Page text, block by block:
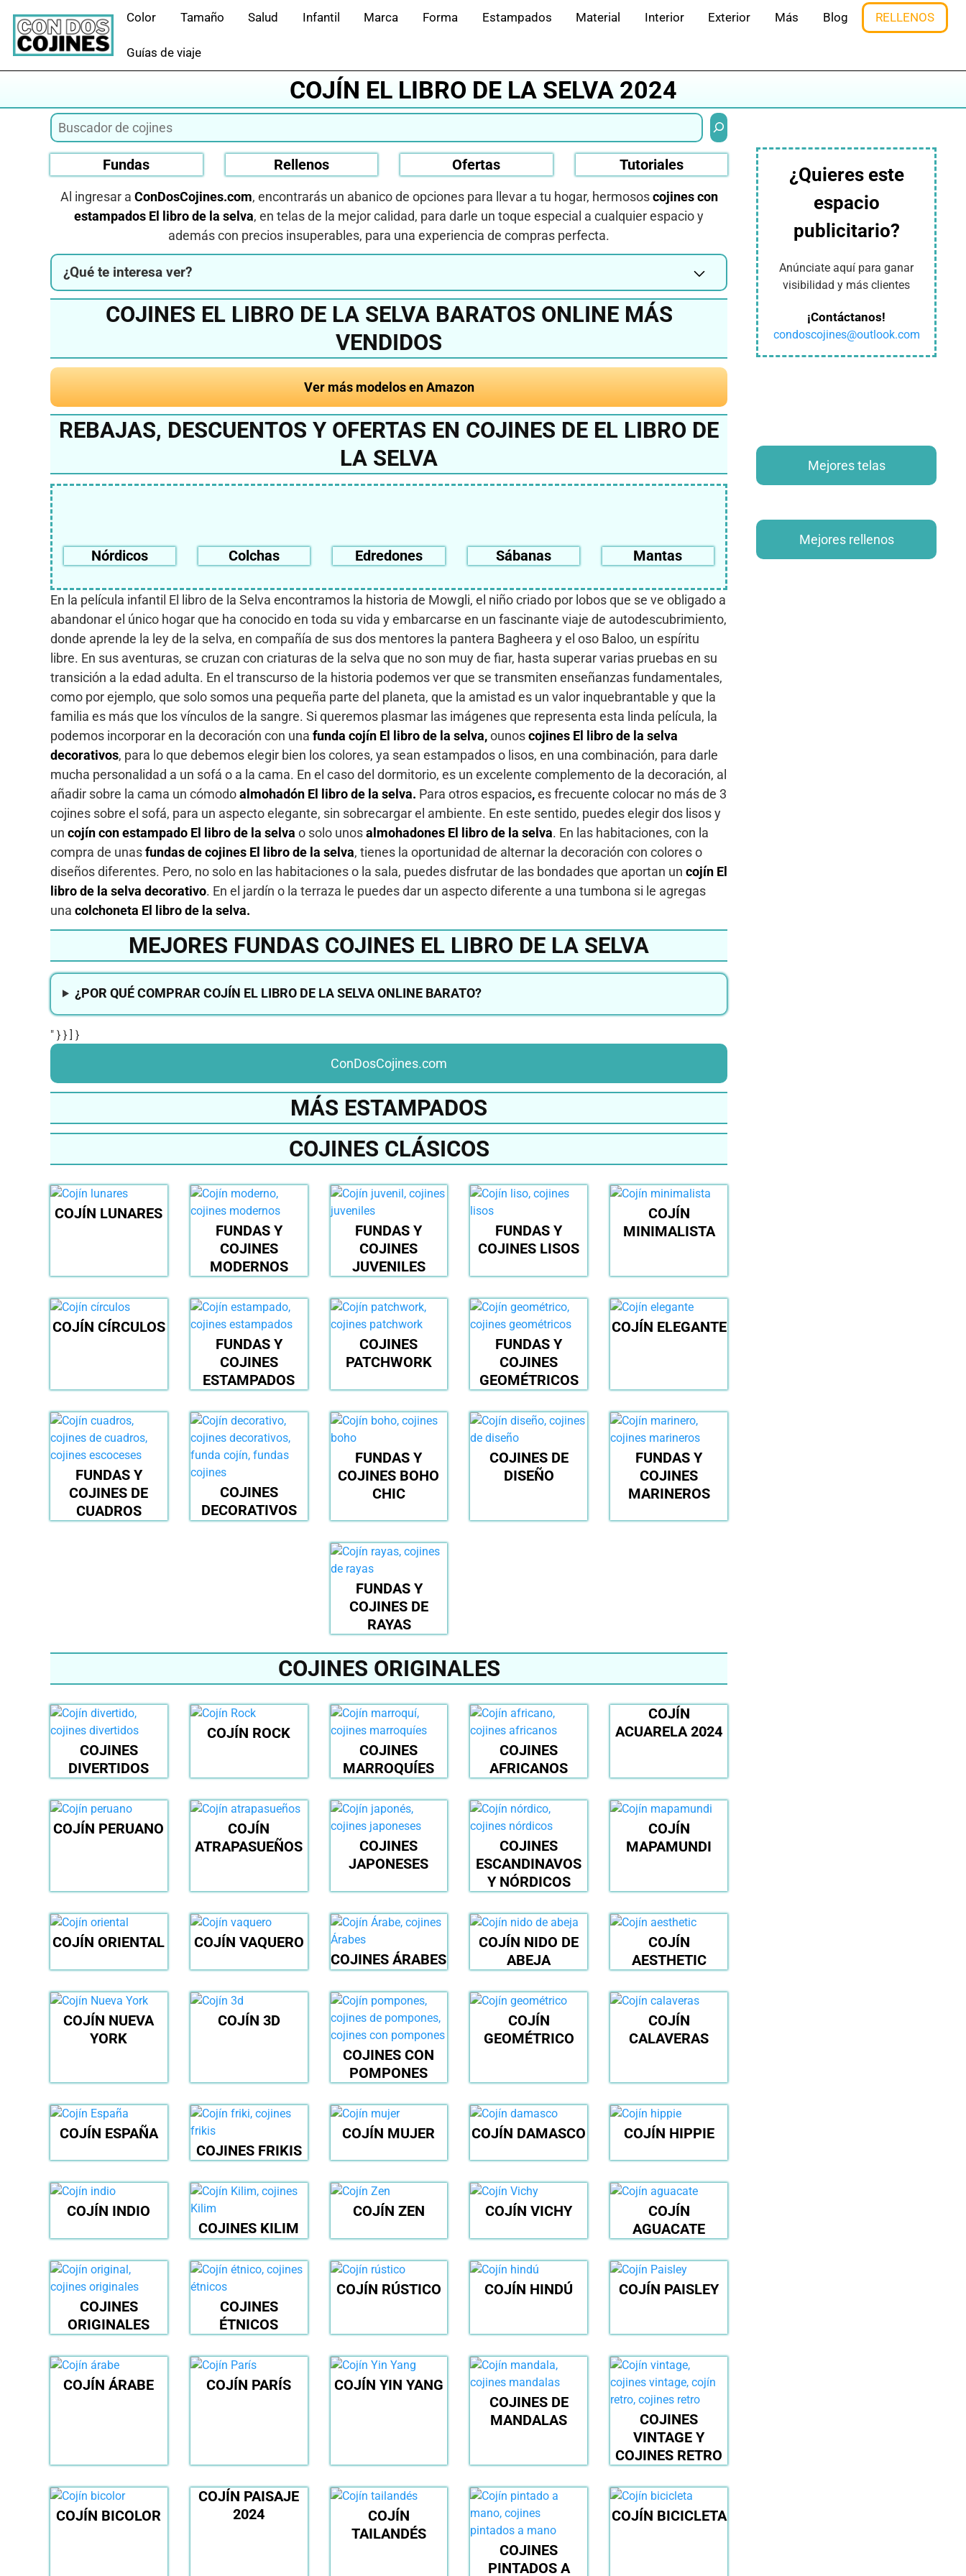
contenido
Color Tamaño Salud Infantil Marca Forma Estampados Material Interior Exterior Más Blog RELLENOS
Guías de viaje
COJÍN EL LIBRO DE LA SELVA 2024
Buscar
Fundas Rellenos Ofertas Tutoriales
Al ingresar a ConDosCojines.com, encontrarás un abanico de opciones para llevar a tu hogar, hermososcojines con
estampados El libro de la selva, en telas de la mejor calidad, para darle un toque especial a cualquier espacio y
además con precios insuperables, para una experiencia de compras perfecta.
¿Qué te interesa ver?
COJINES EL LIBRO DE LA SELVA BARATOS ONLINE MÁS
VENDIDOS
Ver más modelos en Amazon
REBAJAS, DESCUENTOS Y OFERTAS EN COJINES DE EL LIBRO DE
LA SELVA
Nórdicos Colchas Edredones Sábanas Mantas
En la película infantil El libro de la Selva encontramos la historia de Mowgli, el niño criado por lobos que se ve obligado a
abandonar el único hogar que ha conocido en toda su vida y embarcarse en un fascinante viaje de autodescubrimiento,
donde aprende la ley de la selva, en compañía de sus dos mentores la pantera Bagheera y el oso Baloo, un espíritu
libre. En sus aventuras, se cruzan con criaturas de la selva que no son muy de fiar, hasta superar varias pruebas en su
transición a la edad adulta. En el transcurso de la historia podemos ver que se transmiten enseñanzas fundamentales,
como por ejemplo, que solo somos una pequeña parte del planeta, que la amistad es un valor inquebrantable y que la
familia es más que los vínculos de la sangre. Si queremos plasmar las imágenes que representa esta linda película, la
podemos incorporar en la decoración con una funda cojín El libro de la selva,ounoscojines El libro de la selva
decorativos, para lo que debemos elegir bien los colores, ya sean estampados o lisos, en una combinación, para darle
mucha personalidad a un sofá o a la cama. En el caso del dormitorio, es un excelente complemento de la decoración, al
añadir sobre la cama un cómodoalmohadón El libro de la selva. Para otros espacios,es frecuente colocar no más de 3
cojines sobre el sofá, para un aspecto elegante, sin sobrecargar el ambiente. En este sentido, puedes elegir dos lisos y
un cojín con estampado El libro de la selva o solo unosalmohadones El libro de la selva. En las habitaciones, con la
compra de unasfundasde cojines El libro de la selva, tienes la oportunidad de alternar la decoración con colores o
diseños diferentes. Pero, no solo en las habitaciones o la sala, puedes disfrutar de las bondades que aportan un cojín El
libro de la selva decorativo. En el jardín o la terraza le puedes dar un aspecto diferente a una tumbona si le agregas
una colchoneta El libro de la selva.
MEJORES FUNDAS COJINES EL LIBRO DE LA SELVA
¿POR QUÉ COMPRAR COJÍN EL LIBRO DE LA SELVA ONLINE BARATO?
" } } ] }
ConDosCojines.com
MÁS ESTAMPADOS
COJINES CLÁSICOS
COJÍN LUNARES
FUNDAS Y
COJINES
MODERNOS
FUNDAS Y
COJINES
JUVENILES
FUNDAS Y
COJINES LISOS
COJÍN
MINIMALISTA
COJÍN CÍRCULOS
FUNDAS Y
COJINES
ESTAMPADOS
COJINES
PATCHWORK
FUNDAS Y
COJINES
GEOMÉTRICOS
COJÍN ELEGANTE
FUNDAS Y
COJINES DE
CUADROS
COJINES
DECORATIVOS
FUNDAS Y
COJINES BOHO
CHIC
COJINES DE
DISEÑO
FUNDAS Y
COJINES
MARINEROS
FUNDAS Y
COJINES DE
RAYAS
COJINES ORIGINALES
COJINES
DIVERTIDOS
COJÍN ROCK
COJINES
MARROQUÍES
COJINES
AFRICANOS
COJÍN
ACUARELA 2024
COJÍN PERUANO
COJÍN
ATRAPASUEÑOS
COJINES
JAPONESES
COJINES
ESCANDINAVOS
Y NÓRDICOS
COJÍN
MAPAMUNDI
COJÍN ORIENTAL
COJÍN VAQUERO
COJINES ÁRABES
COJÍN NIDO DE
ABEJA
COJÍN
AESTHETIC
COJÍN NUEVA
YORK
COJÍN 3D
COJINES CON
POMPONES
COJÍN
GEOMÉTRICO
COJÍN
CALAVERAS
COJÍN ESPAÑA
COJINES FRIKIS
COJÍN MUJER COJÍN DAMASCO COJÍN HIPPIE
COJÍN INDIO
COJINES KILIM
COJÍN ZEN COJÍN VICHY
COJÍN
AGUACATE
COJINES
ORIGINALES
COJINES
ÉTNICOS
COJÍN RÚSTICO COJÍN HINDÚ COJÍN PAISLEY
COJÍN ÁRABE COJÍN PARÍS
COJÍN YIN YANG
COJINES DE
MANDALAS
COJINES
VINTAGE Y
COJINES RETRO
COJÍN BICOLOR
COJÍN PAISAJE
2024
COJÍN
TAILANDÉS
COJINES
PINTADOS A
COJÍN BICICLETA
¿Quieres este
espacio
publicitario?
Anúnciate aquí para ganar
visibilidad y más clientes
¡Contáctanos!
condoscojines@outlook.com
Mejores telas
Mejores rellenos